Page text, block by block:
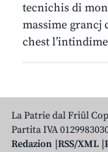
tecnichis di
massime grancj
chest
La Patrie dal Friûl
Partita IVA
Redazion RSS/XML